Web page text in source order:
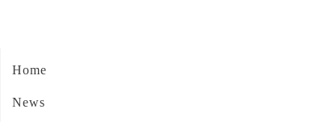
Home
News